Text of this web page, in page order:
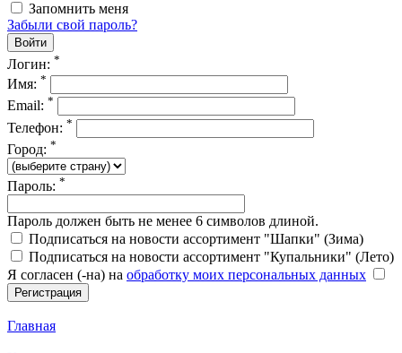
Запомнить меня
Забыли свой пароль?
Логин: *
Имя: *
Email: *
Телефон: *
Город: *
Пароль: *
Пароль должен быть не менее 6 символов длиной.
Подписаться на новости ассортимент "Шапки" (Зима)
Подписаться на новости ассортимент "Купальники" (Лето)
Я согласен (-на) на обработку моих персональных данных
Главная